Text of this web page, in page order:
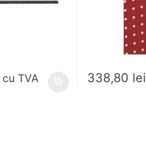
cu TVA 338,80 lei